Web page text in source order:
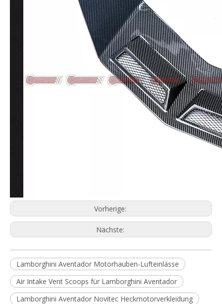
Vorherige:
Nächste:
Lamborghini Aventador Motorhauben-Lufteinlässe
Air Intake Vent Scoops für Lamborghini Aventador
Lamborghini Aventador Novitec Heckmotorverkleidung